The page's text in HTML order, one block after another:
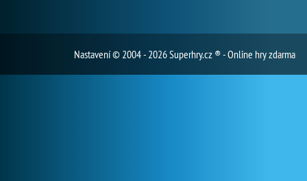
Nastavení© 2004 - 2026 Superhry.cz ® - Online hry zdarma